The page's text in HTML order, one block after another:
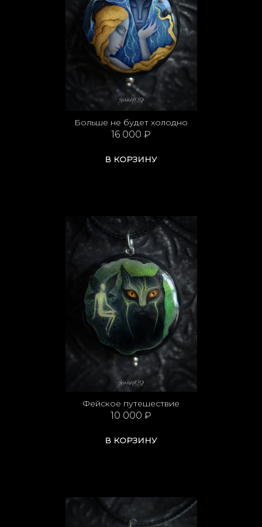
Больше не будет холодно
16 000 ₽
В КОРЗИНУ
Фейское путешествие
10 000 ₽
В КОРЗИНУ